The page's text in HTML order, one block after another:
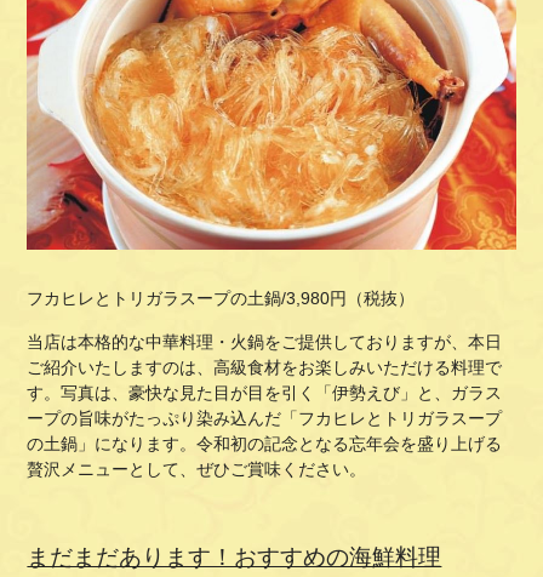
フカヒレとトリガラスープの土鍋/3,980円（税抜）
当店は本格的な中華料理・火鍋をご提供しておりますが、本日
ご紹介いたしますのは、高級食材をお楽しみいただける料理で
す。写真は、豪快な見た目が目を引く「伊勢えび」と、ガラス
ープの旨味がたっぷり染み込んだ「フカヒレとトリガラスープ
の土鍋」になります。令和初の記念となる忘年会を盛り上げる
贅沢メニューとして、ぜひご賞味ください。
まだまだあります！おすすめの海鮮料理